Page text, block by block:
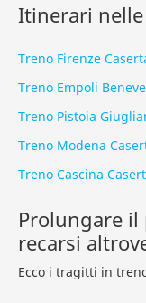
Itinerari
Treno Firenze
Treno Empoli
Treno Pistoia
Treno Modena
Treno Cascina
Prolungare
recarsi
Ecco i tragitti in